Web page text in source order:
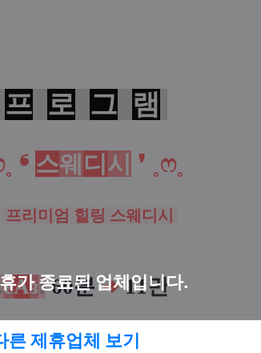
가 종료된 업체입니다.
른 제휴업체 보기
프 로 그 램
˳ ❛ 스웨 디 시 ❜ ˳ ෆ˳
프리미엄 힐링 스웨디시
εAз:60분➜ 11만